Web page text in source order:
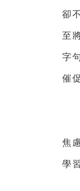
卻
至
字
催
焦
學